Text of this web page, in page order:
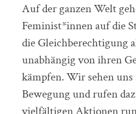
Auf der ganzen Welt
Feminist*innen auf die
die Gleichberechtigung
unabhängig von ihren
kämpfen. Wir sehen
Bewegung und rufen